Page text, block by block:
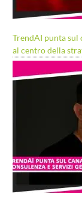
TrendAI punta sul
al centro della